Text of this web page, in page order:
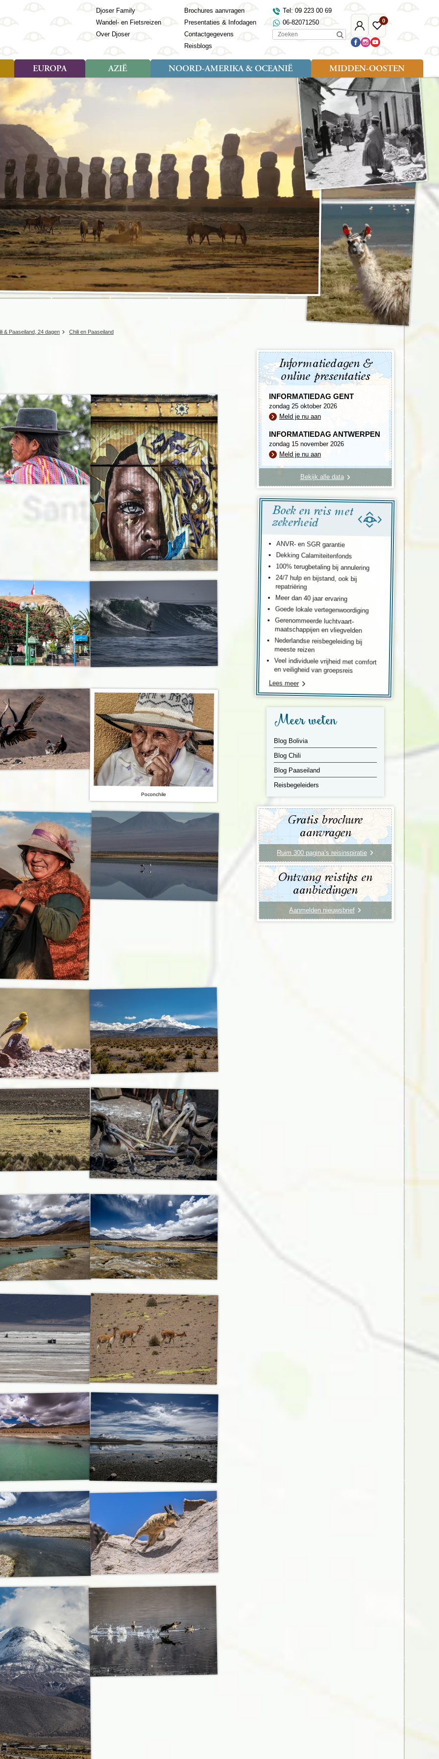
Mijn
Djoser
0
Favoriete
reizen
Djoser Family
Wandel- en Fietsreizen
Over Djoser
Brochures aanvragen
Presentaties & Infodagen
Contactgegevens
Reisblogs
Tel: 09 223 00 69
06-82071250
Zoeken
en Principe
(Frans) Guyana
Galapagos
Paaseiland
Paraguay
Suriname
EUROPA
Soort reizen
Rondreis (28)
Familiereis (11)
Wandelreis (23)
Cultuur (12)
Baltische Staten
Bosnië en Herzegovina
Bulgarije
Engeland
Estland
Finland
Frankrijk
Kaapverdië
Kosovo
Kroatië
Lapland
Letland
Litouwen
Madeira
Montenegro
Noord-Macedonië
Noorwegen
Polen
Portugal
Roemenië
Sardinië
Schotland
Servië
Spanje
Turkije
Verenigd Koninkrijk
AZIË
Soort reizen
Rondreis (57)
Nieuwe reizen
Rondreis China & Tibet, 42
dagen
Rondreis Sulawesi &
Molukken, 22 dagen
Filipijnen
Indochina
Indonesië
Jordanië
Kazachstan
Kirgizië
Laos
Malediven
Maleisië
Mongolië
Nepal
Oezbekistan
Singapore
Sri Lanka
Taiwan
Thailand
Tibet
Turkmenistan
Zuid-Korea
NOORD-AMERIKA & OCEANIË
Canada
Nieuw-Zeeland
Verenigde Staten
MIDDEN-OOSTEN
Wandelreis (3)
Landen
Egypte
Jordanië
Marokko
Oman
Saoedi-Arabië
Tunesië
Turkije
& Paaseiland, 24 dagen Chili en Paaseiland
Poconchile
Informatiedagen &
online presentaties
INFORMATIEDAG GENT
zondag 25 oktober 2026
Meld je nu aan
INFORMATIEDAG ANTWERPEN
zondag 15 november 2026
Meld je nu aan
Bekijk alle data
Boek en reis met
zekerheid
ANVR- en SGR garantie
Dekking Calamiteitenfonds
100% terugbetaling bij annulering
24/7 hulp en bijstand, ook bij
repatriëring
Meer dan 40 jaar ervaring
Goede lokale vertegenwoordiging
Gerenommeerde luchtvaart-
maatschappijen en vliegvelden
Nederlandse reisbegeleiding bij
meeste reizen
Veel individuele vrijheid met comfort
en veiligheid van groepsreis
Lees meer
Meer weten
Blog Bolivia
Blog Chili
Blog Paaseiland
Reisbegeleiders
Gratis brochure
aanvragen
Ruim 300 pagina’s reisinspiratie
Ontvang reistips en
aanbiedingen
Aanmelden nieuwsbrief